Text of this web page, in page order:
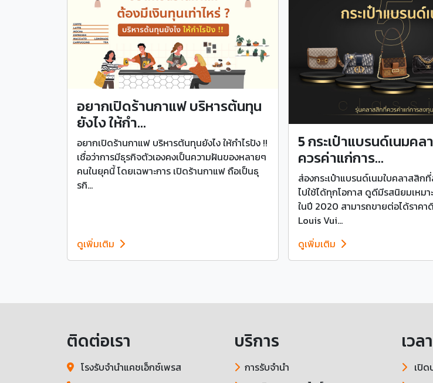
อยากเปิดร้านกาแฟ บริหารต้นทุน
ยังไง ให้กำ...
อยากเปิดร้านกาแฟ บริหารต้นทุนยังไง ให้กำไรปัง !!
เชื่อว่าการมีธุรกิจตัวเองคงเป็นความฝันของหลายๆ
คนในยุคนี้ โดยเฉพาะการ เปิดร้านกาแฟ ถือเป็นธุ
รกิ...
ดูเพิ่มเติม
5 กระเป๋าแบรนด์เนมค
ควรค่าแก่การ...
ส่องกระเป๋าแบรนด์เนมใบคลาสสิก
ไปใช้ได้ทุกโอกาส ดูดีมีรสนิยมเหม
ในปี 2020 สามารถขายต่อได้ราคา
Louis Vui...
ดูเพิ่มเติม
ติดต่อเรา
โรงรับจำนำแคชเอ็กซ์เพรส
บริการ
การรับจำนำ
เวล
เปิด